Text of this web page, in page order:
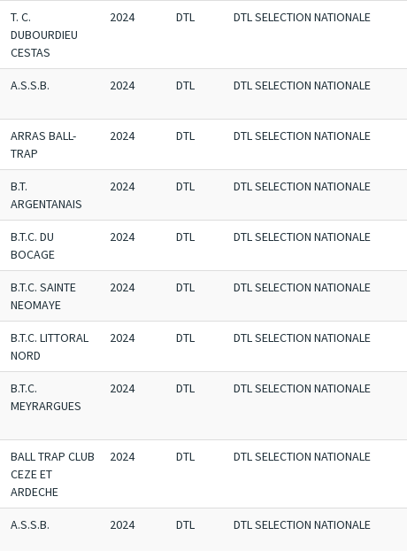
T. C.
DUBOURDIEU
CESTAS
2024 DTL DTL SELECTION NATIONALE
A.S.S.B. 2024 DTL DTL SELECTION NATIONALE
ARRAS BALL-
TRAP
2024 DTL DTL SELECTION NATIONALE
B.T.
ARGENTANAIS
2024 DTL DTL SELECTION NATIONALE
B.T.C. DU
BOCAGE
2024 DTL DTL SELECTION NATIONALE
B.T.C. SAINTE
NEOMAYE
2024 DTL DTL SELECTION NATIONALE
B.T.C. LITTORAL
NORD
2024 DTL DTL SELECTION NATIONALE
B.T.C.
MEYRARGUES
2024 DTL DTL SELECTION NATIONALE
BALL TRAP CLUB
CEZE ET
ARDECHE
2024 DTL DTL SELECTION NATIONALE
A.S.S.B. 2024 DTL DTL SELECTION NATIONALE